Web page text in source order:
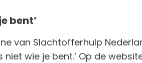
bent’
van Slachtofferhulp
wie je bent.’ Op de